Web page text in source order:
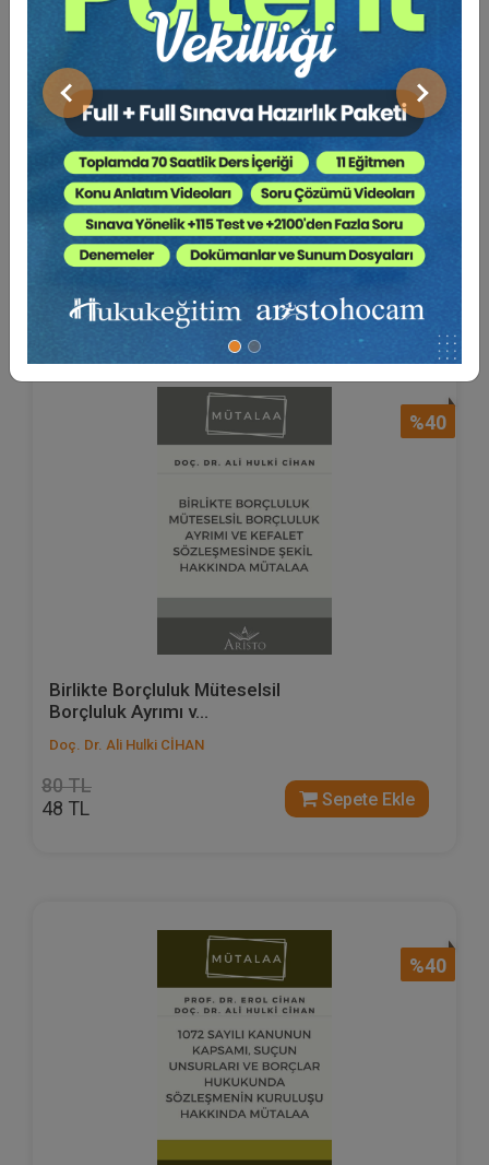
Önceki Sonraki
Sözleşmenin Feshinden
Kaynaklanan Sebepsiz Zengi...
Doç. Dr. Ali Hulki CİHAN
80 TL
48 TL Sepete Ekle
%40
Birlikte Borçluluk Müteselsil
Borçluluk Ayrımı v...
Doç. Dr. Ali Hulki CİHAN
80 TL
48 TL Sepete Ekle
%40